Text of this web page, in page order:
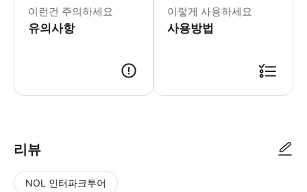
이런건 주의하세요
유의사항
이렇게 사용하세요
사용방법
리뷰
NOL 인터파크투어